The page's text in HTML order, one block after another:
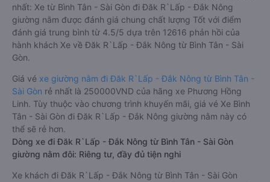
nhất: Xe từ Bình Tân - Sài Gòn đi Đăk R`Lấp - Đắk Nông
giường nằm được đánh giá chung chất lượng Tốt với điểm
đánh giá trung bình từ 4.5/5 dựa trên 12616 phản hồi của
hành khách Xe về Đăk R`Lấp - Đắk Nông từ Bình Tân - Sài
Gòn.
Giá vé xe giường nằm đi Đăk R`Lấp - Đắk Nông từ Bình Tân -
Sài Gòn rẻ nhất là 250000VND của hãng xe Phương Hồng
Linh. Tùy thuộc vào chương trình khuyến mãi, giá vé Xe Bình
Tân - Sài Gòn đi Đăk R`Lấp - Đắk Nông giường nằm này có
thể sẽ rẻ hơn.
Dòng xe đi Đăk R`Lấp - Đắk Nông từ Bình Tân - Sài Gòn
giường nằm đôi: Riêng tư, đầy đủ tiện nghi
Xe khách đi Đăk R`Lấp - Đắk Nông từ Bình Tân - Sài Gòn